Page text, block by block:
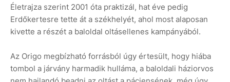
Életrajza szerint 2001 óta praktizál, hat éve pedig
Erdőkertesre tette át a székhelyét, ahol most alaposan
kivette a részét a baloldal oltásellenes kampányából.
Az Origo megbízható forrásból úgy értesült, hogy hiába
tombol a járvány harmadik hulláma, a baloldali háziorvos